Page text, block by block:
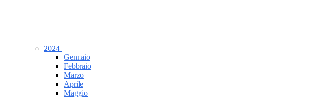
2024
Gennaio
Febbraio
Marzo
Aprile
Maggio